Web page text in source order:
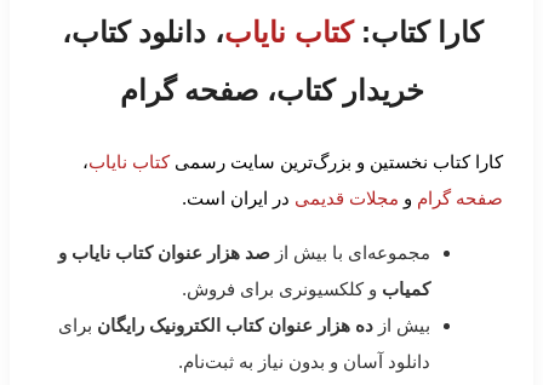
کارا کتاب:کتاب نایاب، دانلود کتاب،
خریدار کتاب، صفحه گرام
کارا کتاب نخستین و بزرگ‌ترین سایت رسمیکتاب نایاب،
صفحه گرام و مجلات قدیمی در ایران است.
مجموعه‌ای با بیش از صد هزار عنوان کتاب نایاب و
کمیاب و کلکسیونری برای فروش.
بیش از ده هزار عنوان کتاب الکترونیک رایگان برای
دانلود آسان و بدون نیاز به ثبت‌نام.